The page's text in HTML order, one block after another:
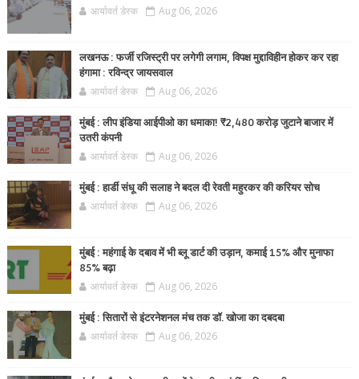
आर्यावर्त डेस्क Aug 06, 2026
लखनऊ : फर्जी रजिस्ट्री पर लगेगी लगाम, विपक्ष मुद्दाविहीन होकर कर रहा
हंगामा : रविन्द्र जायसवाल
आर्यावर्त डेस्क Aug 06, 2026
मुंबई : लीप इंडिया आईपीओ का धमाका! ₹2,480 करोड़ जुटाने बाजार में
उतरी कंपनी
आर्यावर्त डेस्क Aug 06, 2026
मुंबई : हार्डी संधू की सलाह ने बदल दी रेवती महुरकर की करियर सोच
आर्यावर्त डेस्क Aug 06, 2026
मुंबई : महंगाई के दबाव में भी ब्लू डार्ट की उड़ान, कमाई 15% और मुनाफा
85% बढ़ा
आर्यावर्त डेस्क Aug 06, 2026
मुंबई : सितारों से इंटरनेशनल मंच तक डॉ. खोजा का दबदबा
आर्यावर्त डेस्क Aug 06, 2026